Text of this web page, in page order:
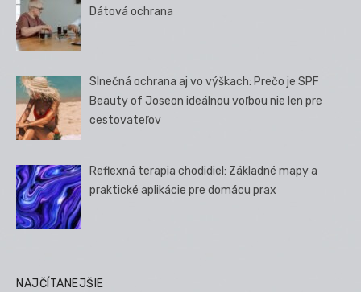
Dátová ochrana
Slnečná ochrana aj vo výškach: Prečo je SPF
Beauty of Joseon ideálnou voľbou nie len pre
cestovateľov
Reflexná terapia chodidiel: Základné mapy a
praktické aplikácie pre domácu prax
NAJČÍTANEJŠIE